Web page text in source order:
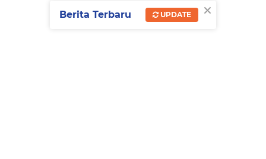
×
Berita Terbaru UPDATE